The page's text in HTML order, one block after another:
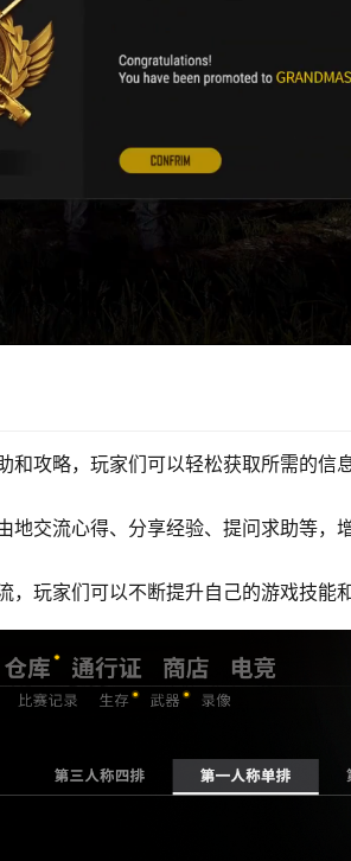
和攻略，玩家们可以轻松获取所需的信
交流心得、分享经验、提问求助等，
玩家们可以不断提升自己的游戏技能